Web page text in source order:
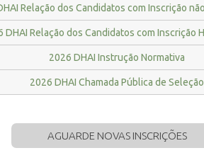
Relação dos Candidatos com Inscrição
DHAI Relação dos Candidatos com Inscrição
2026 DHAI Instrução Normativa
2026 DHAI Chamada Pública de Seleção
AGUARDE NOVAS INSCRIÇÕES